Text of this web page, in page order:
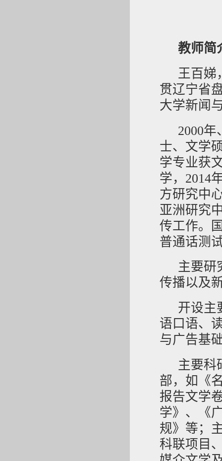
教师简
王百娣
贯辽宁省
大学新闻
2000
士、文学
学专业获
学，2014
方研究中
亚洲研究
传工作。
普通话测
主要研
传播以及
开设主
语口语、
与广告基
主要科
部，如《
报告文学
学》、《
规》等；
科联项目